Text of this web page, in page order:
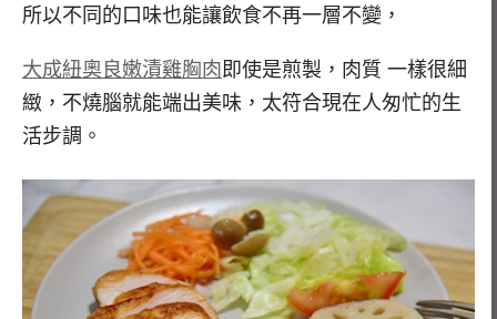
所以不同的口味也能讓飲食不再一層不變，
大成紐奧良嫩漬雞胸肉 即使是煎製，肉質 一樣很細
緻，不燒腦就能端出美味，太符合現在人匆忙的生
活步調。